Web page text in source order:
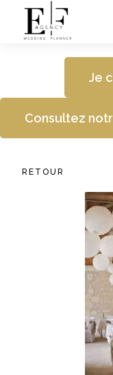
content
Je
Consultez
RETOUR